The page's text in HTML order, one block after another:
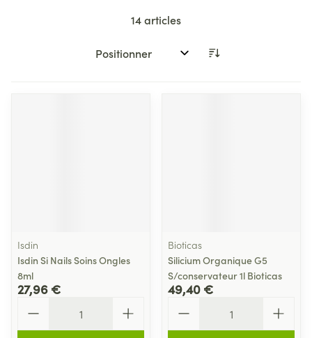
14articles
Trier par:
Isdin
Isdin Si Nails Soins Ongles
8ml
27,96 €
Bioticas
Silicium Organique G5
S/conservateur 1l Bioticas
49,40 €